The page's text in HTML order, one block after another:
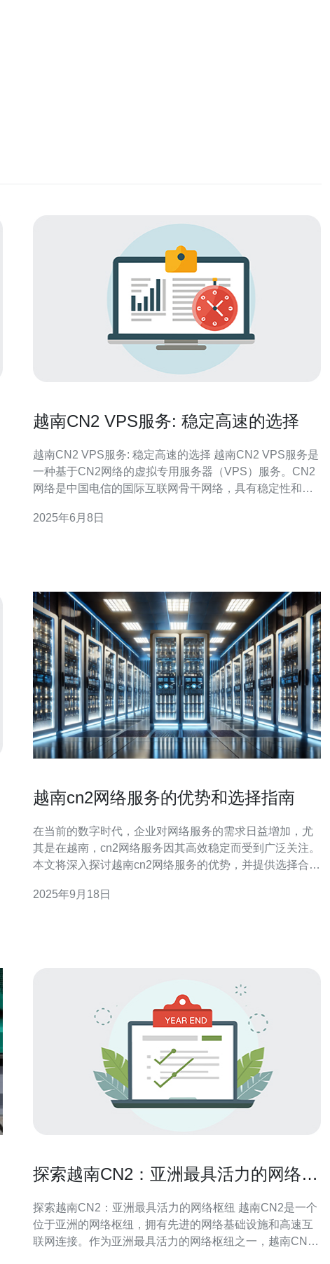
越南CN2 VPS服务: 稳定高速的选择
越南CN2 VPS服务: 稳定高速的选择 越南CN2 VPS服务是
一种基于CN2网络的虚拟专用服务器（VPS）服务。CN2
网络是中国电信的国际互联网骨干网络，具有稳定性和高
网络保证了服务的稳定性，
2025年6月8日
越南cn2网络服务的优势和选择指南
在当前的数字时代，企业对网络服务的需求日益增加，尤
其是在越南，cn2网络服务因其高效稳定而受到广泛关注。
本文将深入探讨越南cn2网络服务的优势，并提供选择合适
于不败之地。 越南cn2网络服务有哪些优势？ 越南的cn2
2025年9月18日
探索越南CN2：亚洲最具活力的网络枢
探索越南CN2：亚洲最具活力的网络枢纽 越南CN2是一个
位于亚洲的网络枢纽，拥有先进的网络基础设施和高速互
联网连接。作为亚洲最具活力的网络枢纽之一，越南CN2